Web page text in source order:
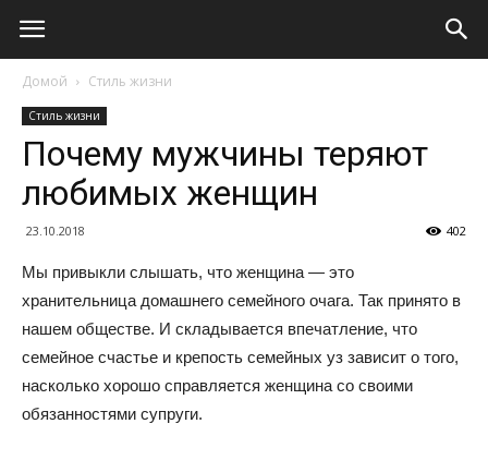
Домой Стиль жизни
Стиль жизни
Почему мужчины теряют
любимых женщин
23.10.2018 402
Мы привыкли слышать, что женщина — это
хранительница домашнего семейного очага. Так принято в
нашем обществе. И складывается впечатление, что
семейное счастье и крепость семейных уз зависит о того,
насколько хорошо справляется женщина со своими
обязанностями супруги.